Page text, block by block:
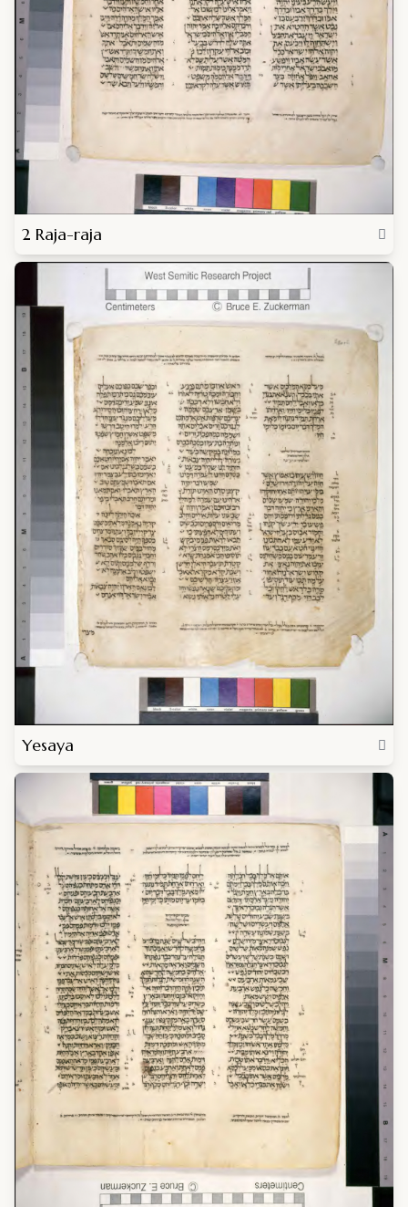
2 Raja-raja
Yesaya